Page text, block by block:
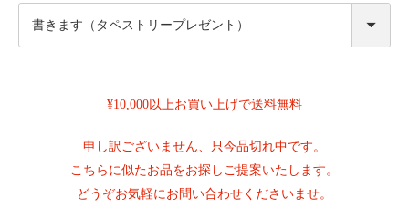
(
¥10,000以上お買い上げで送料無料
申し訳ございません、只今品切れ中です。
こちらに似たお品をお探しご提案いたします。
どうぞお気軽にお問い合わせくださいませ。